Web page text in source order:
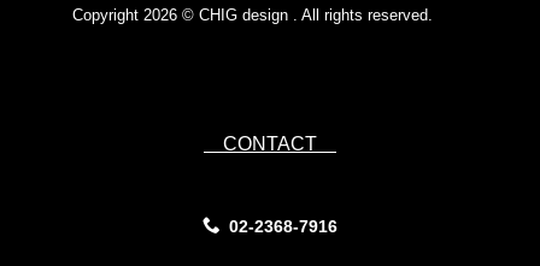
Copyright 2026 © CHIG design . All rights reserved.
CONTACT
02-2368-7916